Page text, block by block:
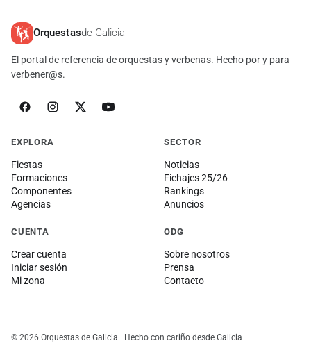
Orquestasde Galicia
El portal de referencia de orquestas y verbenas. Hecho por y para
verbener@s.
EXPLORA
Fiestas
Formaciones
Componentes
Agencias
SECTOR
Noticias
Fichajes 25/26
Rankings
Anuncios
CUENTA
Crear cuenta
Iniciar sesión
Mi zona
ODG
Sobre nosotros
Prensa
Contacto
© 2026 Orquestas de Galicia · Hecho con cariño desde Galicia